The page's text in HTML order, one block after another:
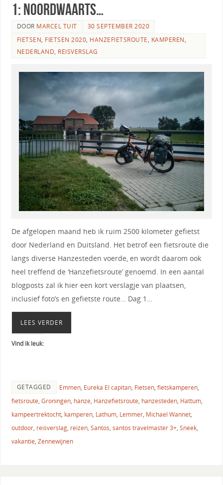
1: Noordwaarts…
DOOR MARCEL TUIT
30 SEPTEMBER 2020
FIETSEN, FIETSEN 2020, HANZEFIETSROUTE, KAMPEREN,
NEDERLAND, REISVERSLAG
De afgelopen maand heb ik ruim 2500 kilometer gefietst
door Nederland en Duitsland. Het betrof een fietsroute die
langs diverse Hanzesteden voerde, en wordt daarom ook
heel treffend de ‘Hanzefietsroute’ genoemd. In een aantal
blogposts zal ik hier een kort verslagje van plaatsen,
inclusief foto’s en gefietste route… Dag 1…
LEES VERDER
Vind ik leuk:
GETAGGED Emmen, Eureka El capitan, Fietsen, fietskamperen,
fietsroute, Groningen, hanze, Hanzefietsroute, hanzesteden, Hattum,
kampeertrektocht, kamperen, Lathum, Lemmer, Michael Wannet,
outdoor, reisverslag, reizen, Santos, santos travelmaster 3+, Sneek,
vakantie, Zennewijnen